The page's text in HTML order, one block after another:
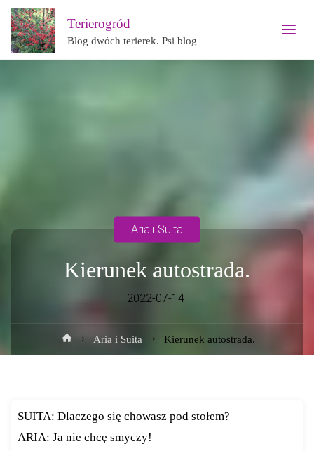
Terierogród
Blog dwóch terierek. Psi blog
Kierunek autostrada.
2022-07-14
Aria i Suita
Strona
główna
Aria i Suita Kierunek autostrada.
SUITA: Dlaczego się chowasz pod stołem?
ARIA: Ja nie chcę smyczy!